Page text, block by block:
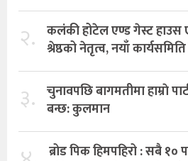
२. कलंकी होटेल एण्ड गेस्ट हाउस
श्रेष्ठको नेतृत्व, नयाँ
३. चुनावपछि बागमतीमा हाम्राे
बन्छ: कुलमान
ब्रोड पिक हिमपहिरो : सबै १०